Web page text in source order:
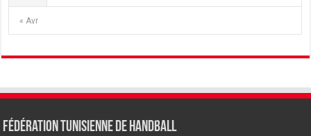
« Avr
Fédération tunisienne de Handball